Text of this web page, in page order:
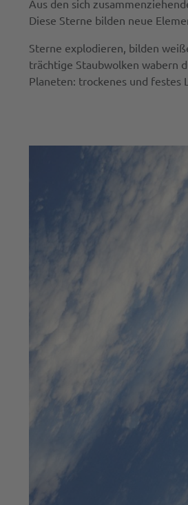
Aus den sich
Diese Sterne bilden neue
Sterne explodieren, bilden
trächtige Staubwolken wabern
Planeten: trockenes und festes